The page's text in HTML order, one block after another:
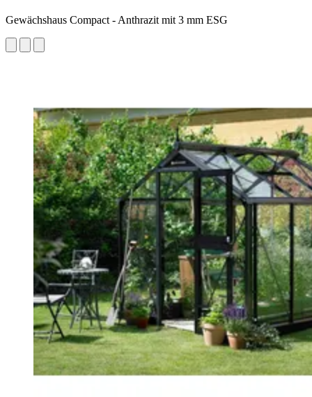
Gewächshaus Compact - Anthrazit mit 3 mm ESG